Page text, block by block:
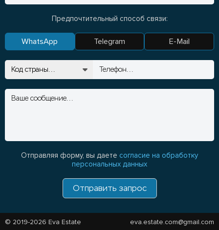
Предпочтительный способ связи:
WhatsApp Telegram E-Mail
Отправляя форму, вы даете согласие на обработку
персональных данных
Отправить запрос
© 2019-2026 Eva Estate eva.estate.com@gmail.com